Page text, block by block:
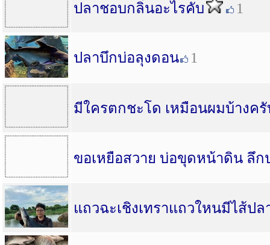
ปลาชอบกลิ่นอะไรคับ 1
ปลาบึกบ่อลุงดอน 1
มีใครตกชะโด เหมือนผมบ้างค
ขอเหยือสวาย บ่อขุดหน้าดิน ลึก
แถวฉะเชิงเทราแถวใหนมีไส้ป